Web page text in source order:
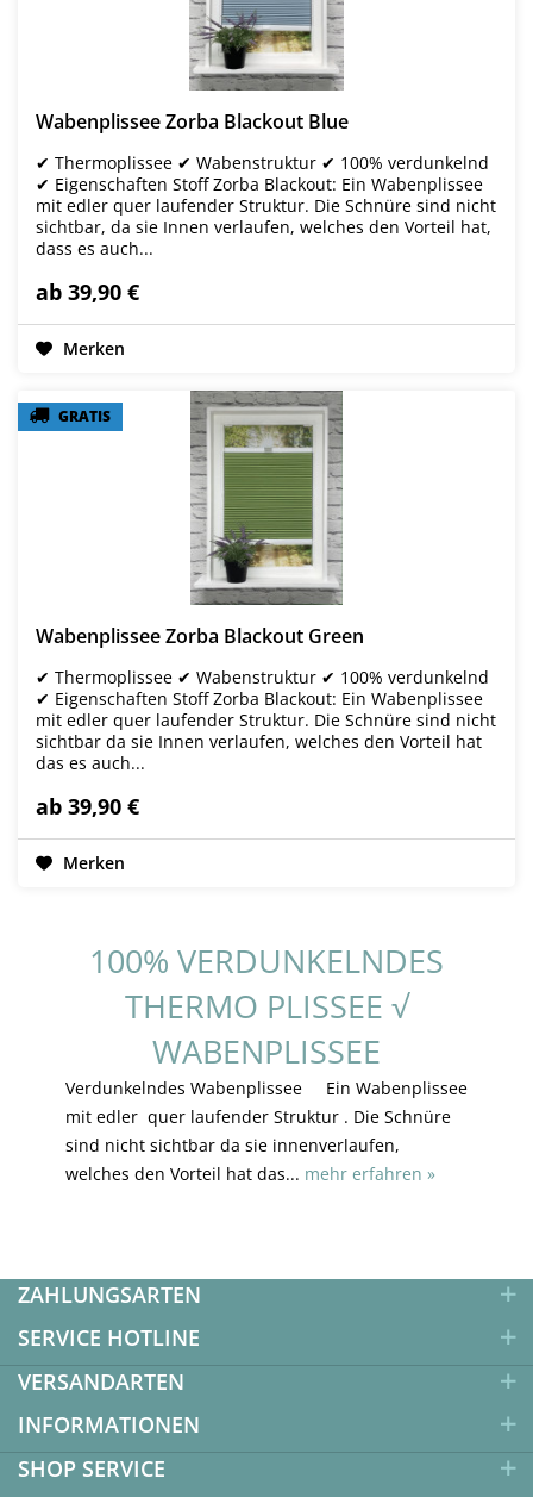
Wabenplissee Zorba Blackout Blue
✔ Thermoplissee ✔ Wabenstruktur ✔ 100% verdunkelnd
✔ Eigenschaften Stoff Zorba Blackout: Ein Wabenplissee
mit edler quer laufender Struktur. Die Schnüre sind nicht
sichtbar, da sie Innen verlaufen, welches den Vorteil hat,
dass es auch...
ab 39,90 €
Merken
GRATIS
GRATIS
Wabenplissee Zorba Blackout Green
✔ Thermoplissee ✔ Wabenstruktur ✔ 100% verdunkelnd
✔ Eigenschaften Stoff Zorba Blackout: Ein Wabenplissee
mit edler quer laufender Struktur. Die Schnüre sind nicht
sichtbar da sie Innen verlaufen, welches den Vorteil hat
das es auch...
ab 39,90 €
Merken
100% VERDUNKELNDES
THERMO PLISSEE √
WABENPLISSEE
Verdunkelndes Wabenplissee Ein Wabenplissee
mit edler quer laufender Struktur . Die Schnüre
sind nicht sichtbar da sie innenverlaufen,
welches den Vorteil hat das... mehr erfahren »
ZAHLUNGSARTEN
SERVICE HOTLINE
VERSANDARTEN
INFORMATIONEN
SHOP SERVICE